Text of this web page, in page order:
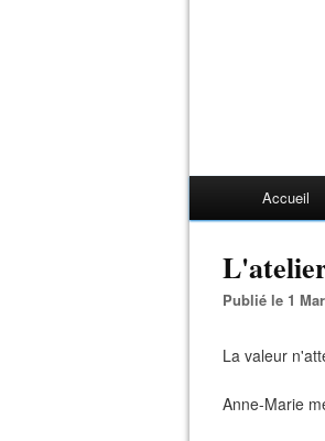
Accueil
Publié le 1
La valeur
Anne-Marie